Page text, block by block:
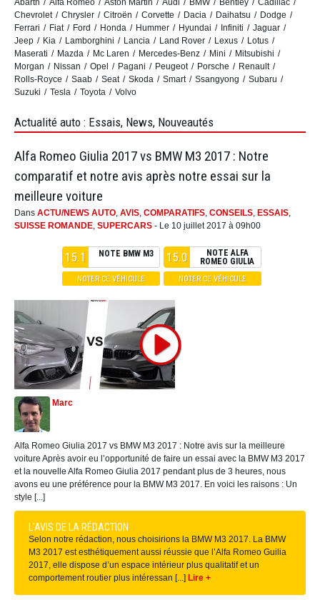
Abarth
Alfa Romeo Aston Martin Audi BMW Bentley
Cadillac
Chevrolet
Chrysler Citroën Corvette Dacia Daihatsu
Dodge
Ferrari
Fiat Ford Honda Hummer Hyundai Infiniti
Jaguar
Jeep
Kia Lamborghini Lancia Land Rover Lexus
Lotus
Maserati
Mazda Mc Laren Mercedes-Benz Mini
Mitsubishi
Morgan
Nissan Opel Pagani Peugeot Porsche
Renault
Rolls-Royce
Saab Seat Skoda Smart Ssangyong
Subaru
Suzuki
Tesla Toyota Volvo
Actualité auto : Essais, News, Nouveautés
Alfa Romeo Giulia 2017 vs BMW M3 2017 : Notre
comparatif et notre avis après notre essai sur la
meilleure voiture
Dans ACTU/NEWS AUTO, AVIS, COMPARATIFS, CONSEILS, ESSAIS,
SUISSE ROMANDE, SUPERCARS - Le 10 juillet 2017 à 09h00
15.1 NOTE BMW M3
NOTER CE VÉHICULE
15.0
NOTE ALFA
ROMEO GIULIA
NOTER CE VÉHICULE
Marc
Alfa Romeo Giulia 2017 vs BMW M3 2017 : Notre avis sur la meilleure
voiture Après avoir eu l’opportunité de faire un essai avec la BMW M3 2017
et la nouvelle Alfa Romeo Giulia 2017 pendant plus de 3 heures, nous
avons eu une préférence pour la BMW M3 2017. En voici les raisons : Un
style [...]
L'AVIS DE LA RÉDACTION
Selon notre rédaction, nous choisirions la BMW M3 2017. La BMW
M3 2017 est esthétiquement aussi réussie que l’Alfa Romeo Guilia
2017, elle dispose d’un espace intérieur plus qualitatif et un
comportement routier plus intéressan [...] Lire +